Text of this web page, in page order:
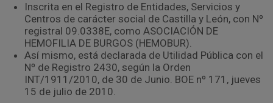
Inscrita en el Registro de Entidades, Servicios y
Centros de carácter social de Castilla y León, con Nº
registral 09.0338E, como ASOCIACIÓN DE
HEMOFILIA DE BURGOS (HEMOBUR).
Así mismo, está declarada de Utilidad Pública con el
Nº de Registro 2430, según la Orden
INT/1911/2010, de 30 de Junio. BOE nº 171, jueves
15 de julio de 2010.